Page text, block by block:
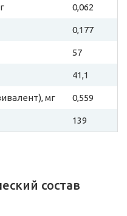
0,062
0,177
57
41,1
мг 0,559
139
состав